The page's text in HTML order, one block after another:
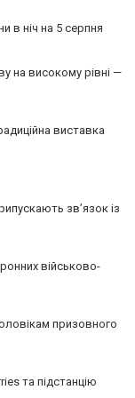
в ніч на 5 серпня
на високому рівні —
виставка
зв’язок із
військово-
призовного
та підстанцію